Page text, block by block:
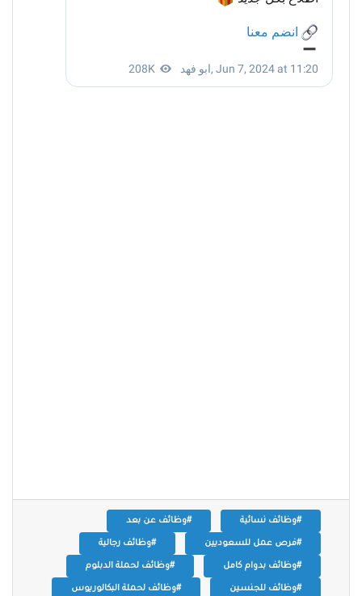
#وظائف نسائية #وظائف عن بعد
#فرص عمل للسعوديين #وظائف رجالية
#وظائف بدوام كامل #وظائف لحملة الدبلوم
#وظائف للجنسين #وظائف لحملة البكالوريوس